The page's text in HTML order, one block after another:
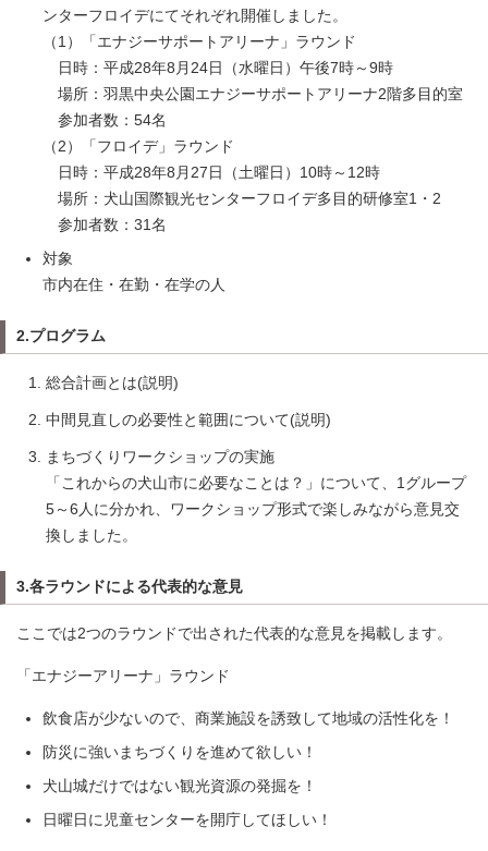
ンターフロイデにてそれぞれ開催しました。
（1）「エナジーサポートアリーナ」ラウンド
日時：平成28年8月24日（水曜日）午後7時～9時
場所：羽黒中央公園エナジーサポートアリーナ2階多目的室
参加者数：54名
（2）「フロイデ」ラウンド
日時：平成28年8月27日（土曜日）10時～12時
場所：犬山国際観光センターフロイデ多目的研修室1・2
参加者数：31名
対象
市内在住・在勤・在学の人
2.プログラム
総合計画とは(説明)
中間見直しの必要性と範囲について(説明)
まちづくりワークショップの実施
「これからの犬山市に必要なことは？」について、1グループ
5～6人に分かれ、ワークショップ形式で楽しみながら意見交
換しました。
3.各ラウンドによる代表的な意見
ここでは2つのラウンドで出された代表的な意見を掲載します。
「エナジーアリーナ」ラウンド
飲食店が少ないので、商業施設を誘致して地域の活性化を！
防災に強いまちづくりを進めて欲しい！
犬山城だけではない観光資源の発掘を！
日曜日に児童センターを開庁してほしい！